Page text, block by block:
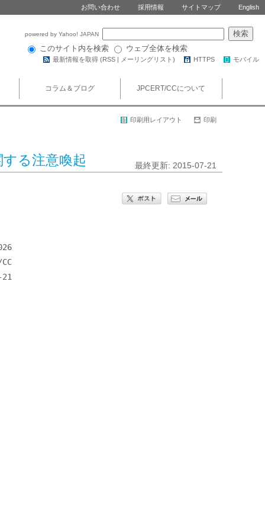
お問い合わせ 採用情報 サイトマップ English
powered by Yahoo! JAPAN
このサイト内を検索 ウェブ全体を検索
最新情報を取得 (RSS | メーリングリスト ) HTTPS モバイル
コラム＆ブログ JPCERT/CCについて
印刷用レイアウト 印刷
る注意喚起 最終更新: 2015-07-21